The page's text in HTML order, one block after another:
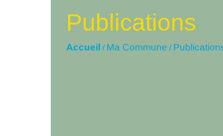
Publications
Accueil / Ma Commune /